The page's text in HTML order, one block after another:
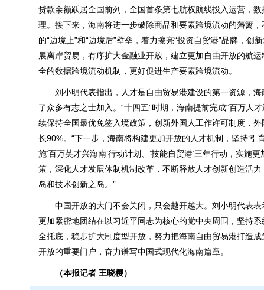
贷款余额跃居全国前列，全国首条第七航权航线投入运营，
理。接下来，海南将进一步破除商品和要素跨境流动的藩篱
的“边境上”和“边境后”壁垒，着力擦亮“投资自贸港”品牌，创
展离岸贸易，有序扩大金融业开放，建立更加自由开放的航
全的数据跨境流动机制，更好促进生产要素跨境流动。
刘小明代表指出，人才是自由贸易港建设的第一资源，海
了众多有志之士加入。“十四五”时期，海南提前完成“百万人
续保持全国最优免签入境政策，创新外国人工作许可制度，
长90%。“下一步，海南将构建更加开放的人才机制，坚持‘引
施‘百万英才兴海南’行动计划、‘技能自贸港’三年行动，实施
策，深化人才发展体制机制改革，不断释放人才创新创造活
岛和技术创新之岛。”
中国开放的大门不会关闭，只会越开越大。刘小明代表表
更加紧密地团结在以习近平同志为核心的党中央周围，坚持
全托底，稳步扩大制度型开放，努力把海南自由贸易港打造
开放的重要门户，奋力谱写中国式现代化海南篇章。
（本报记者 王晓樱）